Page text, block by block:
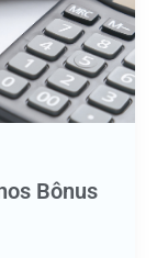
Bônus